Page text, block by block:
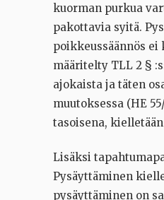
kuorman purkua
pakottavia syitä.
poikkeussäännös
määritelty TLL 2 §
ajokaista ja täten
muutoksessa (HE
tasoisena,
Lisäksi
Pysäyttäminen
pysäyttäminen on